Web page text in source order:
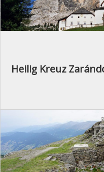
Heilig Kreuz